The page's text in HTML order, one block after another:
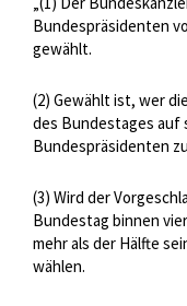
Bundespräsidenten
gewählt.
(2) Gewählt ist, wer
des Bundestages auf
Bundespräsidenten
(3) Wird der
Bundestag binnen
mehr als der Hälfte
wählen.